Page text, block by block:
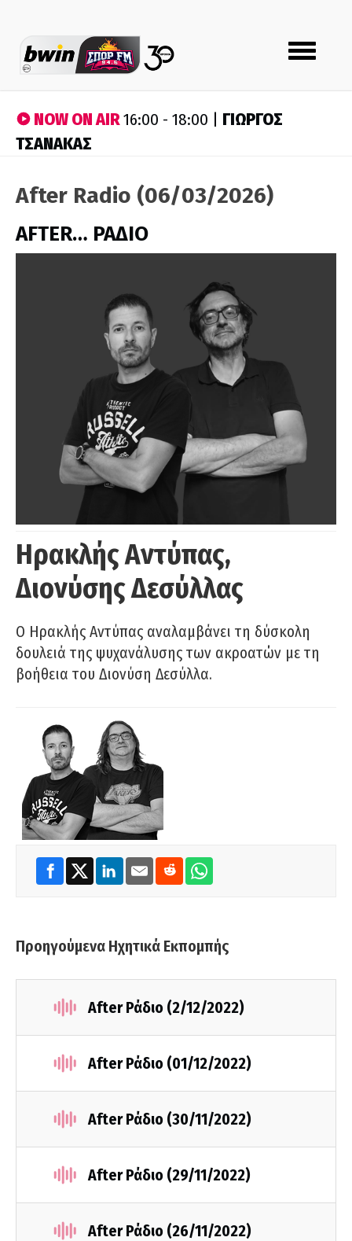
Toggle
navigation
NOW ON AIR16:00 - 18:00 | ΓΙΩΡΓΟΣ
ΤΣΑΝΑΚΑΣ
After Radio (06/03/2026)
AFTER… ΡΑΔΙΟ
Ηρακλής Αντύπας,
Διονύσης Δεσύλλας
Ο Ηρακλής Αντύπας αναλαμβάνει τη δύσκολη
δουλειά της ψυχανάλυσης των ακροατών με τη
βοήθεια του Διονύση Δεσύλλα.
Προηγούμενα Ηχητικά Εκπομπής
After Ράδιο (2/12/2022)
After Ράδιο (01/12/2022)
After Ράδιο (30/11/2022)
After Ράδιο (29/11/2022)
After Ράδιο (26/11/2022)